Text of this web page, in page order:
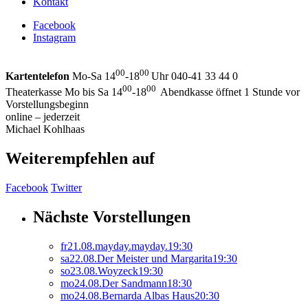
Facebook
Instagram
Kartentelefon Mo-Sa 1400-1800 Uhr 040-41 33 44 0
Theaterkasse Mo bis Sa 1400-1800 Abendkasse öffnet 1 Stunde vor
Vorstellungsbeginn
online – jederzeit
Michael Kohlhaas
Weiterempfehlen auf
Facebook Twitter
Nächste Vorstellungen
fr21.08.mayday.mayday.19:30
sa22.08.Der Meister und Margarita19:30
so23.08.Woyzeck19:30
mo24.08.Der Sandmann18:30
mo24.08.Bernarda Albas Haus20:30